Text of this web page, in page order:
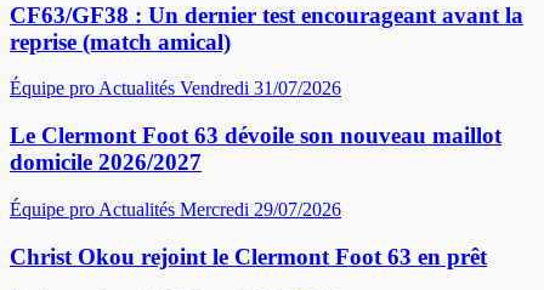
CF63/GF38 : Un dernier test encourageant avant la
reprise (match amical)
Équipe pro Actualités Vendredi 31/07/2026
Le Clermont Foot 63 dévoile son nouveau maillot
domicile 2026/2027
Équipe pro Actualités Mercredi 29/07/2026
Christ Okou rejoint le Clermont Foot 63 en prêt